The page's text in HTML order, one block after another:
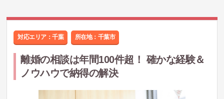
対応エリア：千葉 所在地： 千葉市
離婚の相談は年間100件超！ 確かな経験＆
ノウハウで納得の解決